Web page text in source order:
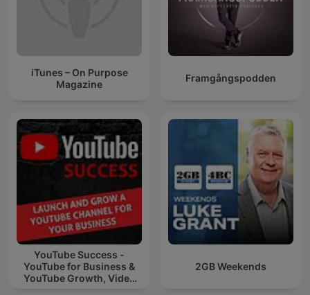
iTunes – On Purpose
Magazine
Framgångspodden
YouTube Success -
YouTube for Business &
YouTube Growth, Video
2GB Weekends